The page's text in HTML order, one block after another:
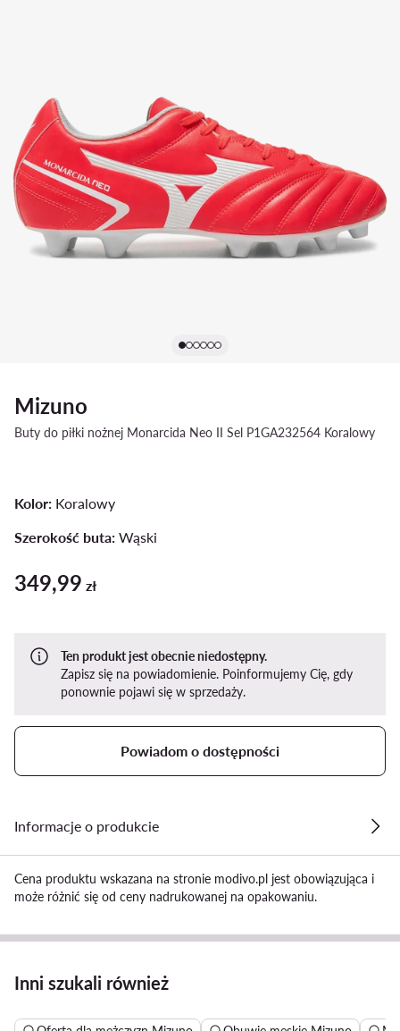
Mizuno
Buty do piłki nożnej Monarcida Neo II Sel P1GA232564 Koralowy
Kolor: Koralowy
Szerokość buta: Wąski
349,99 zł
349,99 zł
Ten produkt jest obecnie niedostępny.
Zapisz się na powiadomienie. Poinformujemy Cię, gdy
ponownie pojawi się w sprzedaży.
Powiadom o dostępności
Informacje o produkcie
Cena produktu wskazana na stronie modivo.pl jest obowiązująca i
może różnić się od ceny nadrukowanej na opakowaniu.
Inni szukali również